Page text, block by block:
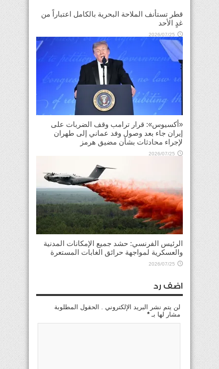
قطر تستأنف الملاحة البحرية بالكامل اعتباراً من
غدٍ الأحد
2026/07/25
«أكسيوس»: قرار ترامب وقف الضربات على
إيران جاء بعد وصول وفد عماني إلى طهران
لإجراء محادثات بشأن مضيق هرمز
2026/07/25
الرئيس الفرنسي: حشد جميع الإمكانات المدنية
والعسكرية لمواجهة حرائق الغابات المستعرة
2026/07/25
اضف رد
لن يتم نشر البريد الإلكتروني . الحقول المطلوبة
مشار لها بـ *